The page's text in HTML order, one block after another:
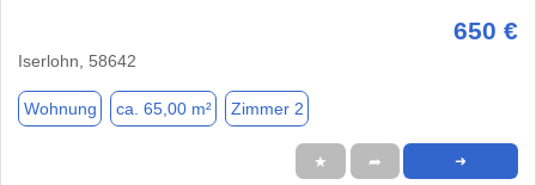
650 €
Iserlohn, 58642
Wohnung ca. 65,00 m² Zimmer 2
★ ➦ ➜